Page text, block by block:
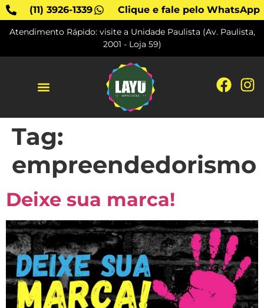
(11) 3926-1339 Clique e fale pelo WhatsApp
Atendimento Rápido: visite a Unidade Paulista (Av. Paulista,
2001 - Loja 59)
Tag:
empreendedorismo
Deixe sua marca!